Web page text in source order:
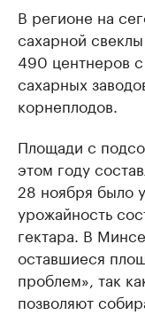
В регионе на
сахарной
490 центнеров
сахарных
корнеплодов.
Площади с
этом году
28 ноября было
урожайность
гектара. В
оставшиеся
проблем», так
позволяют